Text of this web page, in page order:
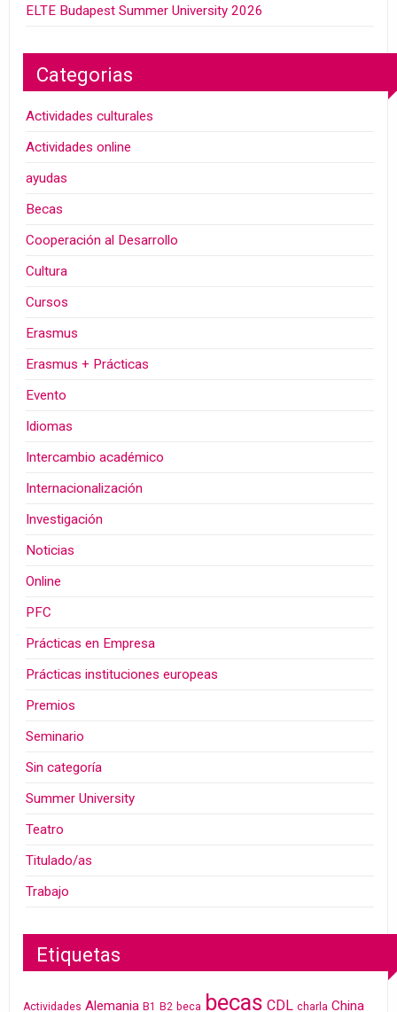
ELTE Budapest Summer University 2026
Categorias
Actividades culturales
Actividades online
ayudas
Becas
Cooperación al Desarrollo
Cultura
Cursos
Erasmus
Erasmus + Prácticas
Evento
Idiomas
Intercambio académico
Internacionalización
Investigación
Noticias
Online
PFC
Prácticas en Empresa
Prácticas instituciones europeas
Premios
Seminario
Sin categoría
Summer University
Teatro
Titulado/as
Trabajo
Etiquetas
Actividades Alemania B1 B2 beca becas CDL charla China